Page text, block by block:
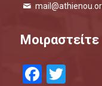
Μοιραστείτε